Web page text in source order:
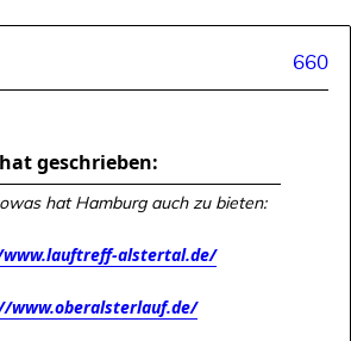
660
geschrieben:
hat Hamburg auch zu bieten:
alstertal.de/
www.oberalsterlauf.de/